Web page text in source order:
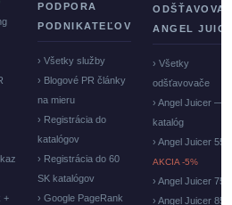
+
PODPORA
PODNIKATEĽOV
› Všetky služby
› Blogové PR články
na mieru
› Registrácia do
katalógov
› Registrácia do 60
SK katalógov
› Google PageRank
ANGEL
› Všetky
odšťavovače
› Angel Juicer —
katalóg
› Angel Juicer
AKCIA -5%
› Angel Juicer
› Angel Juicer